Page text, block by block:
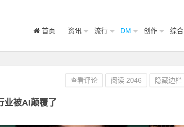
首页 资讯 流行 DM 创作 综合
业被AI颠覆了
查看评论 阅读 2046 隐藏边栏